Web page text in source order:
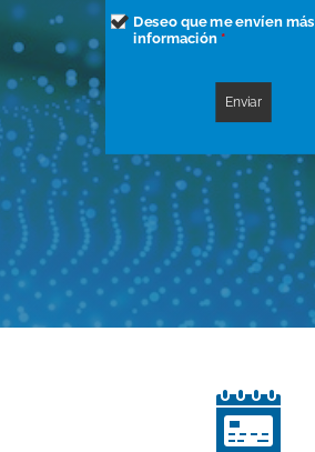
Deseo que me envíen más
información*